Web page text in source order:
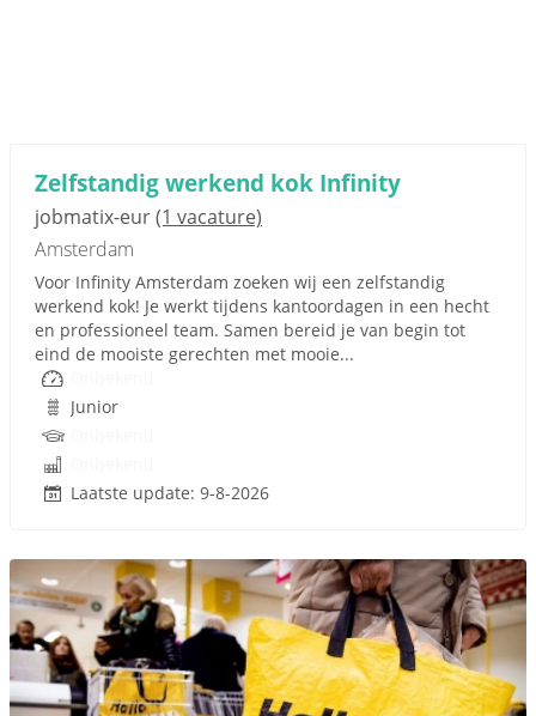
Zelfstandig werkend kok Infinity
jobmatix-eur(1 vacature)
Amsterdam
Voor Infinity Amsterdam zoeken wij een zelfstandig
werkend kok! Je werkt tijdens kantoordagen in een hecht
en professioneel team. Samen bereid je van begin tot
eind de mooiste gerechten met mooie...
Junior
Laatste update: 9-8-2026